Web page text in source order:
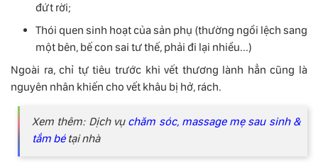
đứt rời;
Thói quen sinh hoạt của sản phụ (thường ngồi lệch sang
một bên, bế con sai tư thế, phải đi lại nhiều...)
Ngoài ra, chỉ tự tiêu trước khi vết thương lành hẳn cũng là
nguyên nhân khiến cho vết khâu bị hở, rách.
Xem thêm: Dịch vụ chăm sóc, massage mẹ sau sinh &
tắm bétại nhà